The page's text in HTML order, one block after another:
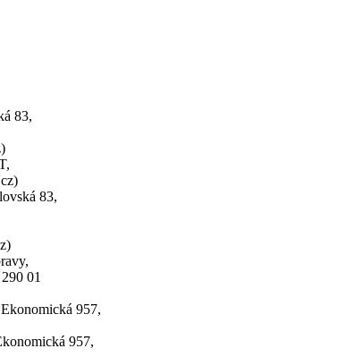
83,
)
83,
01
957,
957,